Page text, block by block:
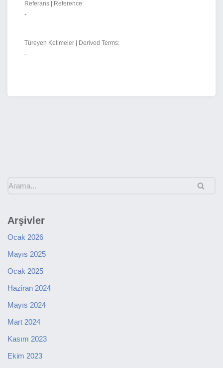
Referans | Reference:
-
Türeyen Kelimeler | Derived Terms:
-
Arşivler
Ocak 2026
Mayıs 2025
Ocak 2025
Haziran 2024
Mayıs 2024
Mart 2024
Kasım 2023
Ekim 2023